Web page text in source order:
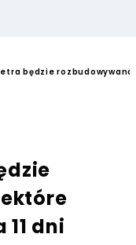
będzie
dni